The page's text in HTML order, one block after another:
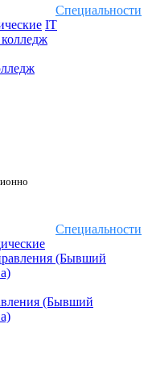
Специальности
IT
Специальности
(Бывший